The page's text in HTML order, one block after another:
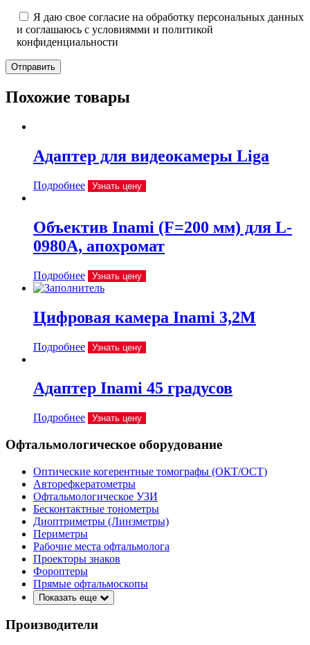
Я даю свое согласие на обработку персональных данных
и соглашаюсь с условиямми и политикой
конфиденциальности
Отправить
Похожие товары
Адаптер для видеокамеры Liga
Подробнее Узнать цену
Объектив Inami (F=200 мм) для L-
0980A, апохромат
Подробнее Узнать цену
Цифровая камера Inami 3,2М
Подробнее Узнать цену
Адаптер Inami 45 градусов
Подробнее Узнать цену
Офтальмологическое оборудование
Оптические когерентные томографы (ОКТ/ОСТ)
Авторефкератометры
Офтальмологическое УЗИ
Бесконтактные тонометры
Диоптриметры (Линзметры)
Периметры
Рабочие места офтальмолога
Проекторы знаков
Фороптеры
Прямые офтальмоскопы
Показать еще
Производители